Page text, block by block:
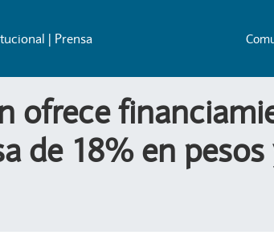
| Prensa
ofrece
de 18% en